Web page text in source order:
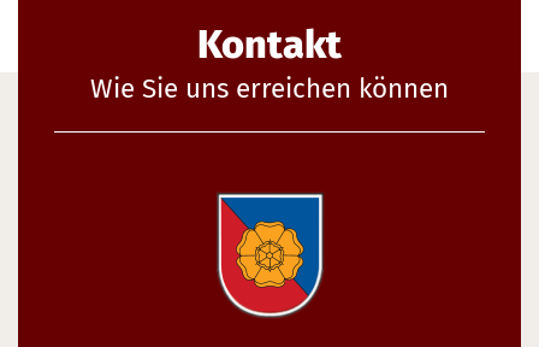
Kontakt
Wie Sie uns erreichen können